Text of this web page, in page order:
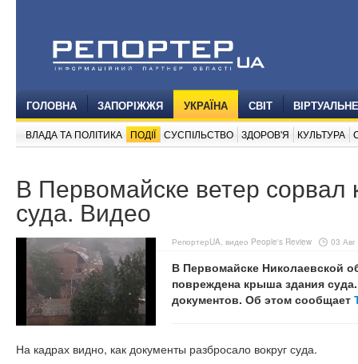
ГОЛОВНА ЗАПОРІЖЖЯ УКРАЇНА СВІТ
ВЛАДА ТА ПОЛІТИКА ПОДІЇ СУСПІЛЬСТВО ЗДОРОВ'Я КУЛЬТУРА
В Первомайске ветер сорвал
суда. Видео
РепортерUA, видео People's Review 03
В Первомайске Николаевской
повреждена крыша здания
документов. Об этом сообщает
На кадрах видно, как документы разбросало вокруг суда.